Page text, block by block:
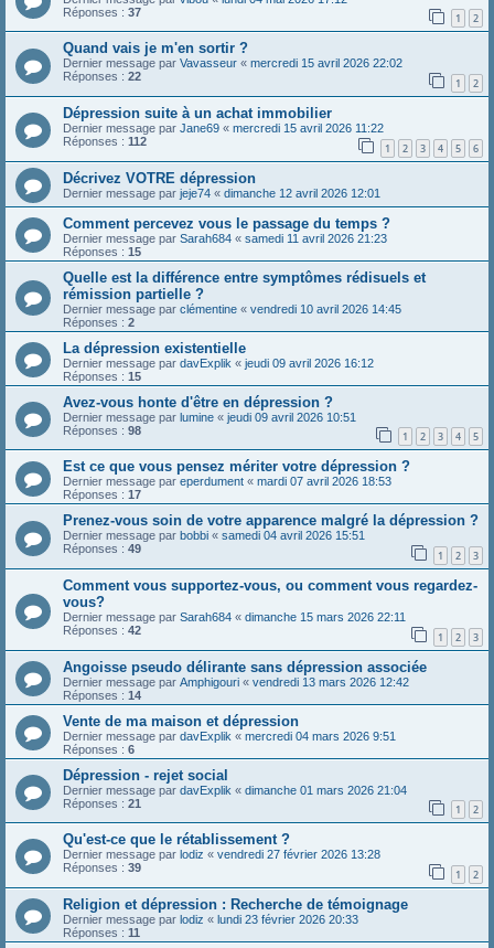
Réponses : 37 1 2
Quand vais je m'en sortir ?
Dernier message par Vavasseur « mercredi 15 avril 2026 22:02
Réponses : 22 1 2
Dépression suite à un achat immobilier
Dernier message par Jane69 « mercredi 15 avril 2026 11:22
Réponses : 112 1 2 3 4 5 6
Décrivez VOTRE dépression
Dernier message par jeje74 « dimanche 12 avril 2026 12:01
Comment percevez vous le passage du temps ?
Dernier message par Sarah684 « samedi 11 avril 2026 21:23
Réponses : 15
Quelle est la différence entre symptômes rédisuels et
rémission partielle ?
Dernier message par clémentine « vendredi 10 avril 2026 14:45
Réponses : 2
La dépression existentielle
Dernier message par davExplik « jeudi 09 avril 2026 16:12
Réponses : 15
Avez-vous honte d'être en dépression ?
Dernier message par lumine « jeudi 09 avril 2026 10:51
Réponses : 98 1 2 3 4 5
Est ce que vous pensez mériter votre dépression ?
Dernier message par eperdument « mardi 07 avril 2026 18:53
Réponses : 17
Prenez-vous soin de votre apparence malgré la dépression ?
Dernier message par bobbi « samedi 04 avril 2026 15:51
Réponses : 49 1 2 3
Comment vous supportez-vous, ou comment vous regardez-
vous?
Dernier message par Sarah684 « dimanche 15 mars 2026 22:11
Réponses : 42 1 2 3
Angoisse pseudo délirante sans dépression associée
Dernier message par Amphigouri « vendredi 13 mars 2026 12:42
Réponses : 14
Vente de ma maison et dépression
Dernier message par davExplik « mercredi 04 mars 2026 9:51
Réponses : 6
Dépression - rejet social
Dernier message par davExplik « dimanche 01 mars 2026 21:04
Réponses : 21 1 2
Qu'est-ce que le rétablissement ?
Dernier message par lodiz « vendredi 27 février 2026 13:28
Réponses : 39 1 2
Religion et dépression : Recherche de témoignage
Dernier message par lodiz « lundi 23 février 2026 20:33
Réponses : 11